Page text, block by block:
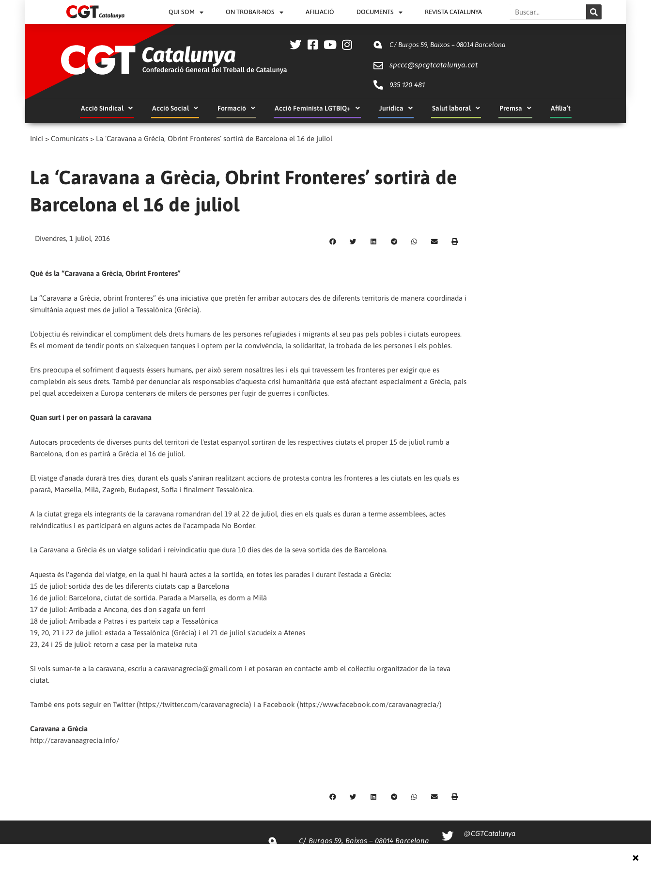
QUI SOM ON TROBAR-NOS AFILIACIÓ DOCUMENTS REVISTA CATALUNYA Search
C/ Burgos 59, Baixos – 08014 Barcelona
spccc@spcgtcatalunya.cat
935 120 481
Acció Sindical Acció Social Formació Acció Feminista LGTBIQ+ Jurídica Salut laboral Premsa Afilia’t
Inici > Comunicats > La ‘Caravana a Grècia, Obrint Fronteres’ sortirà de Barcelona el 16 de juliol
La ‘Caravana a Grècia, Obrint Fronteres’ sortirà de
Barcelona el 16 de juliol
Divendres, 1 juliol, 2016
Què és la “Caravana a Grècia, Obrint Fronteres”
La “Caravana a Grècia, obrint fronteres” és una iniciativa que pretén fer arribar autocars des de diferents territoris de manera coordinada i
simultània aquest mes de juliol a Tessalònica (Grècia).
L'objectiu és reivindicar el compliment dels drets humans de les persones refugiades i migrants al seu pas pels pobles i ciutats europees.
És el moment de tendir ponts on s'aixequen tanques i optem per la convivència, la solidaritat, la trobada de les persones i els pobles.
Ens preocupa el sofriment d'aquests éssers humans, per això serem nosaltres les i els qui travessem les fronteres per exigir que es
compleixin els seus drets. També per denunciar als responsables d'aquesta crisi humanitària que està afectant especialment a Grècia, país
pel qual accedeixen a Europa centenars de milers de persones per fugir de guerres i conflictes.
Quan surt i per on passarà la caravana
Autocars procedents de diverses punts del territori de l'estat espanyol sortiran de les respectives ciutats el proper 15 de juliol rumb a
Barcelona, d'on es partirà a Grècia el 16 de juliol.
El viatge d'anada durarà tres dies, durant els quals s'aniran realitzant accions de protesta contra les fronteres a les ciutats en les quals es
pararà, Marsella, Milà, Zagreb, Budapest, Sofia i finalment Tessalònica.
A la ciutat grega els integrants de la caravana romandran del 19 al 22 de juliol, dies en els quals es duran a terme assemblees, actes
reivindicatius i es participarà en alguns actes de l'acampada No Border.
La Caravana a Grècia és un viatge solidari i reivindicatiu que dura 10 dies des de la seva sortida des de Barcelona.
Aquesta és l'agenda del viatge, en la qual hi haurà actes a la sortida, en totes les parades i durant l'estada a Grècia:
15 de juliol: sortida des de les diferents ciutats cap a Barcelona
16 de juliol: Barcelona, ciutat de sortida. Parada a Marsella, es dorm a Milà
17 de juliol: Arribada a Ancona, des d'on s'agafa un ferri
18 de juliol: Arribada a Patras i es parteix cap a Tessalònica
19, 20, 21 i 22 de juliol: estada a Tessalònica (Grècia) i el 21 de juliol s'acudeix a Atenes
23, 24 i 25 de juliol: retorn a casa per la mateixa ruta
Si vols sumar-te a la caravana, escriu a caravanagrecia@gmail.com i et posaran en contacte amb el col·lectiu organitzador de la teva
ciutat.
També ens pots seguir en Twitter (https://twitter.com/caravanagrecia) i a Facebook (https://www.facebook.com/caravanagrecia/)
Caravana a Grècia
http://caravanaagrecia.info/
C/ Burgos 59, Baixos – 08014 Barcelona
@CGTCatalunya